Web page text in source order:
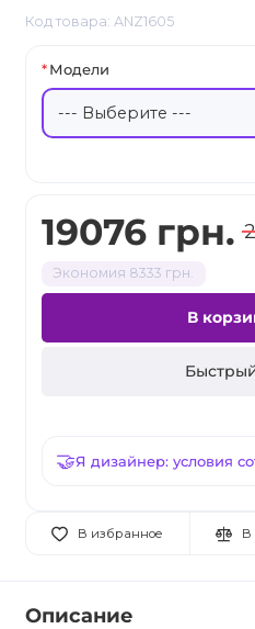
Код товара: ANZ1605
19076 грн.
Экономия 8333 грн.
В
Я дизайнер: условия
В избранное В
Модели
Описание